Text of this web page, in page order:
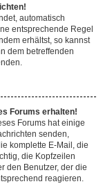
automatisch
entsprechende Regel
erhältst, so kannst
dem betreffenden
Forums erhalten!
Forums hat einige
senden,
komplette E-Mail, die
die Kopfzeilen
den Benutzer, der die
reagieren.